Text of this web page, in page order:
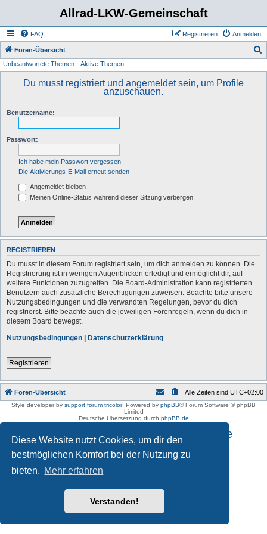
Diese Website nutzt Cookies, um dir den
bestmöglichen Komfort bei der Nutzung zu
bieten. Mehr erfahren
Verstanden!
Allrad-LKW-Gemeinschaft
FAQ Anmelden
Registrieren
Foren-Übersicht
Unbeantwortete Themen Aktive Themen
Du musst registriert und angemeldet sein, um Profile
anzuschauen.
Benutzername:
Passwort:
Ich habe mein Passwort vergessen
Die Aktivierungs-E-Mail erneut senden
Angemeldet bleiben
Meinen Online-Status während dieser Sitzung verbergen
REGISTRIEREN
Du musst in diesem Forum registriert sein, um dich anmelden zu können. Die
Registrierung ist in wenigen Augenblicken erledigt und ermöglicht dir, auf
weitere Funktionen zuzugreifen. Die Board-Administration kann registrierten
Benutzern auch zusätzliche Berechtigungen zuweisen. Beachte bitte unsere
Nutzungsbedingungen und die verwandten Regelungen, bevor du dich
registrierst. Bitte beachte auch die jeweiligen Forenregeln, wenn du dich in
diesem Board bewegst.
Nutzungsbedingungen | Datenschutzerklärung
Registrieren
Foren-Übersicht Alle Zeiten sind UTC+02:00
Style developer by support forum tricolor, Powered by phpBB® Forum Software © phpBB
Limited
Deutsche Übersetzung durch phpBB.de
Impressum und Datenschutzhinweise